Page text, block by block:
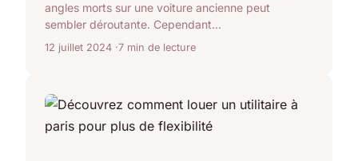
angles morts sur une voiture ancienne peut
sembler déroutante. Cependant...
12 juillet 2024 7 min de lecture